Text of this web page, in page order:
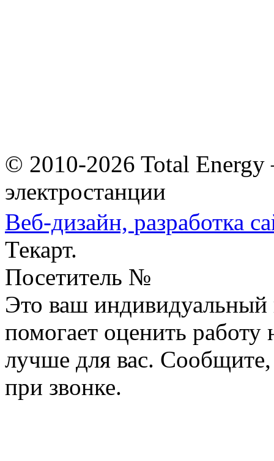
© 2010-2026 Total
электростанции
Веб-дизайн, разработка
Текарт.
Посетитель №
Это ваш
помогает оценить работу
лучше для вас.
при звонке.